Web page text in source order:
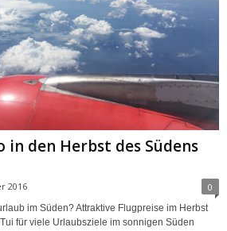
in den Herbst des Südens
2016 0
im Süden? Attraktive Flugpreise im Herbst
für viele Urlaubsziele im sonnigen Süden